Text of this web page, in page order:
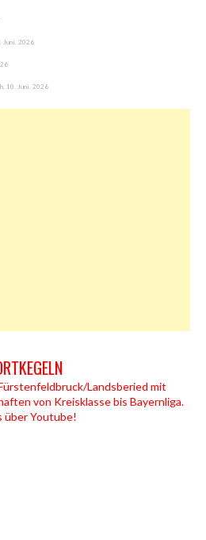
Juni. 2026
10. Juni. 2026
Landsberied mit
von Kreisklasse bis Bayernliga.
über Youtube!